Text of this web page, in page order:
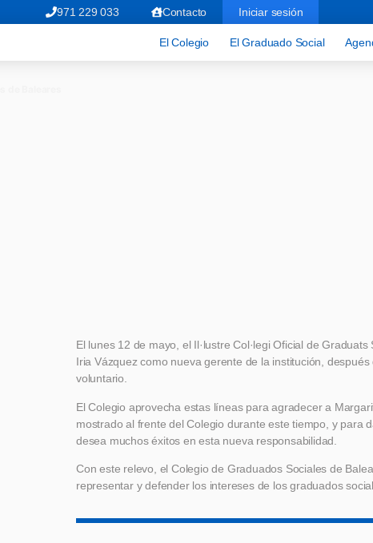
971 229 033 Contacto Iniciar sesión
El Colegio El Graduado Social
El lunes 12 de mayo, el Il·lustre Col·legi Oficial de
Iria Vázquez como nueva gerente de la institución,
voluntario.
El Colegio aprovecha estas líneas para agradecer a
mostrado al frente del Colegio durante este tiempo, y para
desea muchos éxitos en esta nueva responsabilidad.
Con este relevo, el Colegio de Graduados Sociales de
representar y defender los intereses de los graduados